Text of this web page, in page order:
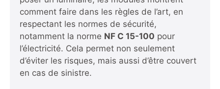
comment faire dans les règles de l’art, en
respectant les normes de sécurité,
notamment la norme NF C 15-100 pour
l’électricité. Cela permet non seulement
d’éviter les risques, mais aussi d’être couvert
en cas de sinistre.